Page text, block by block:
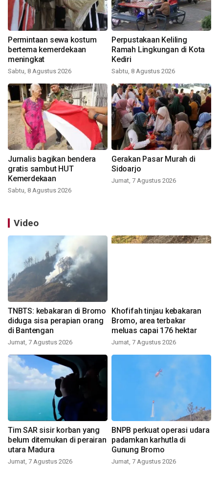
Permintaan sewa kostum
bertema kemerdekaan
meningkat
Sabtu, 8 Agustus 2026
Perpustakaan Keliling
Ramah Lingkungan di Kota
Kediri
Sabtu, 8 Agustus 2026
Jurnalis bagikan bendera
gratis sambut HUT
Kemerdekaan
Sabtu, 8 Agustus 2026
Gerakan Pasar Murah di
Sidoarjo
Jumat, 7 Agustus 2026
Video
TNBTS: kebakaran di Bromo
diduga sisa perapian orang
di Bantengan
Jumat, 7 Agustus 2026
Khofifah tinjau kebakaran
Bromo, area terbakar
meluas capai 176 hektar
Jumat, 7 Agustus 2026
Tim SAR sisir korban yang
belum ditemukan di perairan
utara Madura
Jumat, 7 Agustus 2026
BNPB perkuat operasi udara
padamkan karhutla di
Gunung Bromo
Jumat, 7 Agustus 2026